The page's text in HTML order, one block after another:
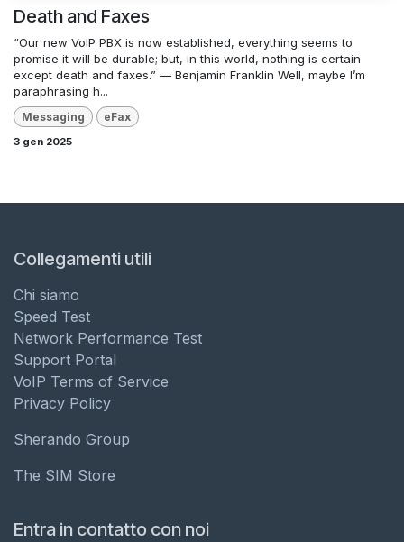
Death and Faxes
“Our new VoIP PBX is now established, everything seems to
promise it will be durable; but, in this world, nothing is certain
except death and faxes.” — Benjamin Franklin Well, maybe I’m
paraphrasing h...
Messaging eFax
3 gen 2025
Collegamenti utili
Chi siamo
Speed Test
Network Performance Test
Support Portal
VoIP Terms of Service
Privacy Policy
Sherando Group
The SIM Store
Entra in contatto con noi